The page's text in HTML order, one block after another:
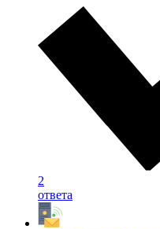
2
ответа